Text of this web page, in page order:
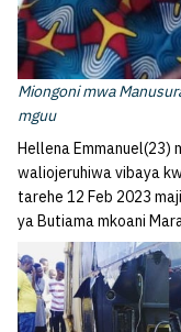
Miongoni mwa
mguu
Hellena Emmanuel(23)
waliojeruhiwa vibaya
tarehe 12 Feb 2023
ya Butiama mkoani Mara